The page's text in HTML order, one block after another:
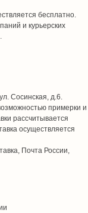
бесплатно.
и курьерских
Сосинская, д.6.
примерки и
рассчитывается
осуществляется
Почта России,